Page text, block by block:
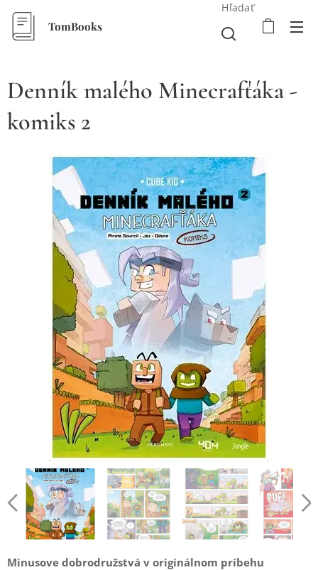
TomBooks
Hľadať
Denník malého Minecrafťáka -
komiks 2
Minusove dobrodružstvá v originálnom príbehu